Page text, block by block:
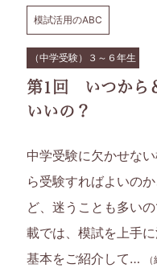
模試活用のABC
（中学受験）３～６年生
第1回 いつから
いいの？
中学受験に欠かせな
ら受験すればよいの
ど、迷うことも多い
載では、模試を上手
基本をご紹介して…